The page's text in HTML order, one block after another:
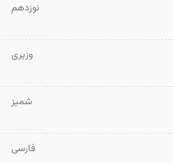
نوزدهم
وزیری
شمیز
فارسی